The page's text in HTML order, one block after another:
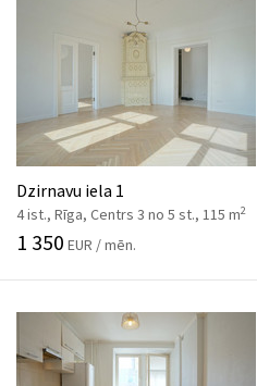
Dzirnavu iela 1
4 ist., Rīga, Centrs 3 no 5 st., 115 m2
1 350 EUR / mēn.